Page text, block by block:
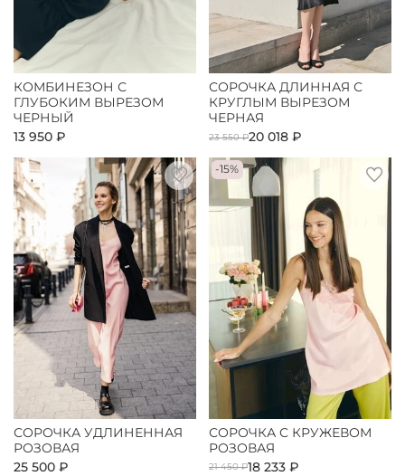
КОМБИНЕЗОН С
ГЛУБОКИМ ВЫРЕЗОМ
ЧЕРНЫЙ
13 950 ₽
СОРОЧКА ДЛИННАЯ С
КРУГЛЫМ ВЫРЕЗОМ
ЧЕРНАЯ
23 550 ₽20 018 ₽
СОРОЧКА УДЛИНЕННАЯ
РОЗОВАЯ
25 500 ₽
-15%
СОРОЧКА С КРУЖЕВОМ
РОЗОВАЯ
21 450 ₽18 233 ₽